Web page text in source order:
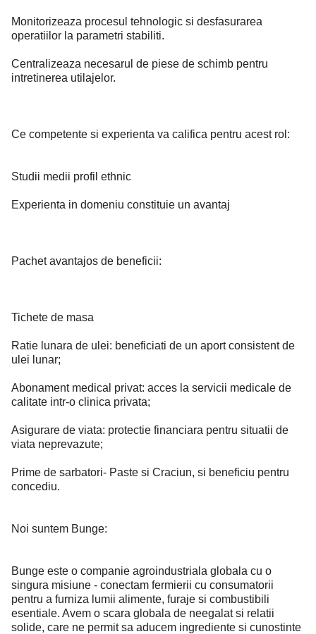
Monitorizeaza procesul tehnologic si desfasurarea
operatiilor la parametri stabiliti.
Centralizeaza necesarul de piese de schimb pentru
intretinerea utilajelor.
Ce competente si experienta va califica pentru acest rol:
Studii medii profil ethnic
Experienta in domeniu constituie un avantaj
Pachet avantajos de beneficii:
Tichete de masa
Ratie lunara de ulei: beneficiati de un aport consistent de
ulei lunar;
Abonament medical privat: acces la servicii medicale de
calitate intr-o clinica privata;
Asigurare de viata: protectie financiara pentru situatii de
viata neprevazute;
Prime de sarbatori- Paste si Craciun, si beneficiu pentru
concediu.
Noi suntem Bunge:
Bunge este o companie agroindustriala globala cu o
singura misiune - conectam fermierii cu consumatorii
pentru a furniza lumii alimente, furaje si combustibili
esentiale. Avem o scara globala de neegalat si relatii
solide, care ne permit sa aducem ingrediente si cunostinte